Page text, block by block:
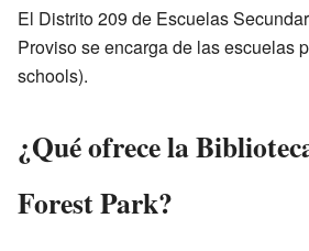
El Distrito 209 de Escuelas
Proviso se encarga de las escuelas
schools).
¿Qué ofrece la
Forest Park?